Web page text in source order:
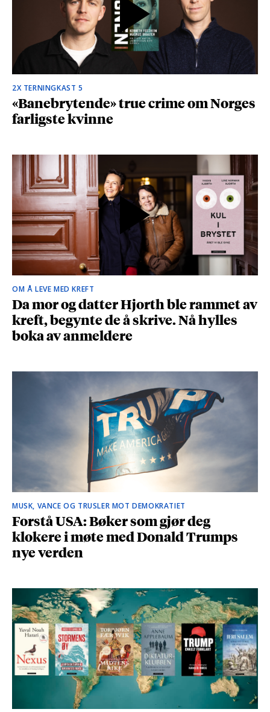
2X TERNINGKAST 5
«Banebrytende» true crime om Norges
farligste kvinne
OM Å LEVE MED KREFT
Da mor og datter Hjorth ble rammet av
kreft, begynte de å skrive. Nå hylles
boka av anmeldere
MUSK, VANCE OG TRUSLER MOT DEMOKRATIET
Forstå USA: Bøker som gjør deg
klokere i møte med Donald Trumps
nye verden